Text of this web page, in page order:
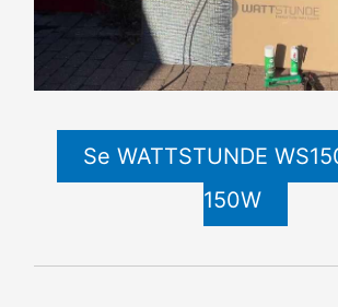
Se WATTSTUNDE
150W